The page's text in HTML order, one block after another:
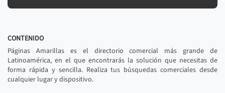
CONTENIDO
Páginas Amarillas es el directorio comercial más grande de
Latinoamérica, en el que encontrarás la solución que necesitas de
forma rápida y sencilla. Realiza tus búsquedas comerciales desde
cualquier lugar y dispositivo.